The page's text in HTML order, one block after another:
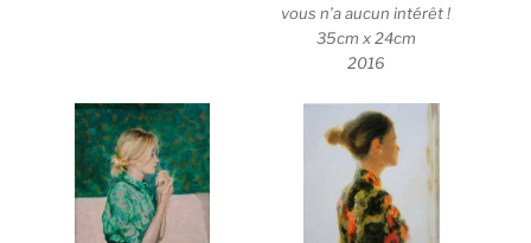
vous n’a aucun intérêt !
35cm x 24cm
2016